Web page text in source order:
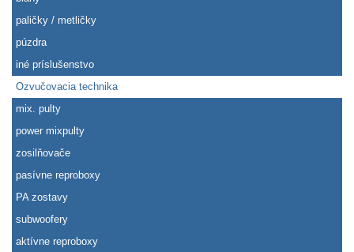
paličky / metličky
púzdra
iné príslušenstvo
Ozvučovacia technika
mix. pulty
power mixpulty
zosilňovače
pasívne reproboxy
PA zostavy
subwoofery
aktívne reproboxy